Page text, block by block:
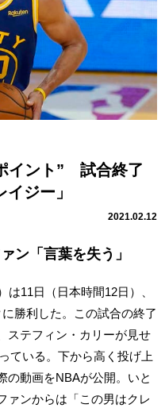
イント” 試合終了
ジー」
2021.02.12
ン「言葉を失う」
11日（日本時間12日）、
勝利した。この試合の終了
ステフィン・カリーが見せ
ている。下から高く投げ上
の動画をNBAが公開。いと
ァンからは「この男はクレ